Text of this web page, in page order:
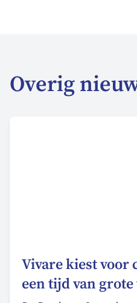
Overig
Vivare kiest
een tijd van